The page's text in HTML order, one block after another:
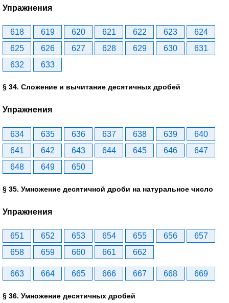
Упражнения
618 619 620 621 622 623
624
625
626 627 628 629 630
631
632
633
§ 34. Сложение и вычитание десятичных дробей
Упражнения
634 635 636 637 638 639
640
641
642 643 644 645 646
647
648
649 650
§ 35. Умножение десятичной дроби на натуральное число
Упражнения
651 652 653 654 655 656
657
658
659 660 661 662
663 664 665 666 667 668 669
§ 36. Умножение десятичных дробей